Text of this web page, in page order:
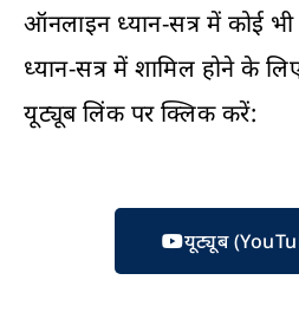
ऑनलाइन ध्यान-सत्र में कोई
ध्यान-सत्र में शामिल होने के
यूट्यूब लिंक पर क्लिक करें:
यूट्यूब